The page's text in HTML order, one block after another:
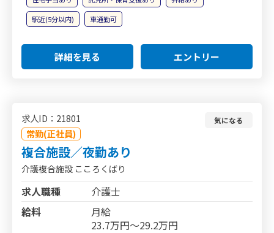
駅近(5分以内)
車通勤可
詳細を見る エントリー
求人ID：21801
常勤(正社員)
気になる
複合施設／夜勤あり
介護複合施設 こころくばり
求人職種
介護士
給料
月給
23.7万円～29.2万円